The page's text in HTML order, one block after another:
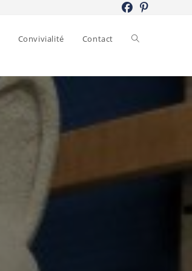
Convivialité Contact Toggle